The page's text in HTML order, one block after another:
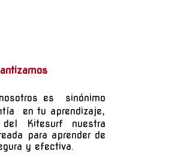
es
sinónimo
en tu aprendizaje,
Kitesurf nuestra
para aprender de
y efectiva.